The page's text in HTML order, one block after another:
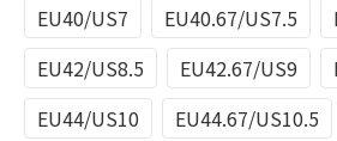
EU40/US7
EU40.67/US7.5
EU42/US8.5
EU42.67/US9
EU44/US10
EU44.67/US10.5